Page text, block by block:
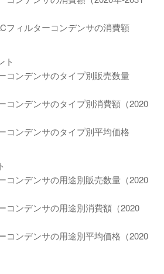
フィルターコンデンサの消費額
ト
コンデンサのタイプ別販売数量
コンデンサのタイプ別消費額（2020
コンデンサのタイプ別平均価格
コンデンサの用途別販売数量（2020
コンデンサの用途別消費額（2020
コンデンサの用途別平均価格（2020